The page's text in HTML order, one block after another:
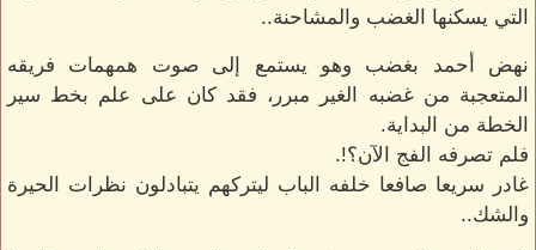
التي يسكنها الغضب والمشاحنة..
نهض أحمد بغضب وهو يستمع إلى صوت همهمات فريقه
المتعجبة من غضبه الغير مبرر، فقد كان على علم بخط سير
الخطة من البداية.
فلم تصرفه الفج الآن؟!.
غادر سريعا صافعا خلفه الباب ليتركهم يتبادلون نظرات الحيرة
والشك..